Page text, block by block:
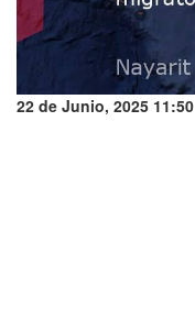
22 de Junio, 2025 11:50